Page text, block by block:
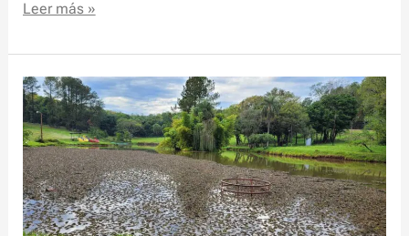
Leer más »
El
Salto
Berrondo
se
renueva:
Iniciarán
importantes